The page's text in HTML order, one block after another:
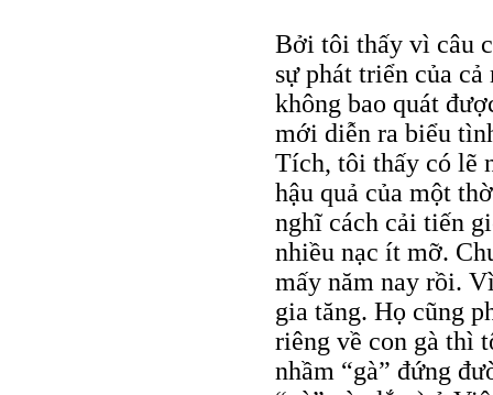
Bởi tôi thấy vì câu
sự phát triển của
không bao quát
mới diễn ra biểu
Tích, tôi thấy có lẽ
hậu quả của một
nghĩ cách cải tiến
nhiều nạc ít mỡ.
mấy năm nay rồi.
gia tăng. Họ cũng
riêng về con gà thì
nhầm “gà” đứng